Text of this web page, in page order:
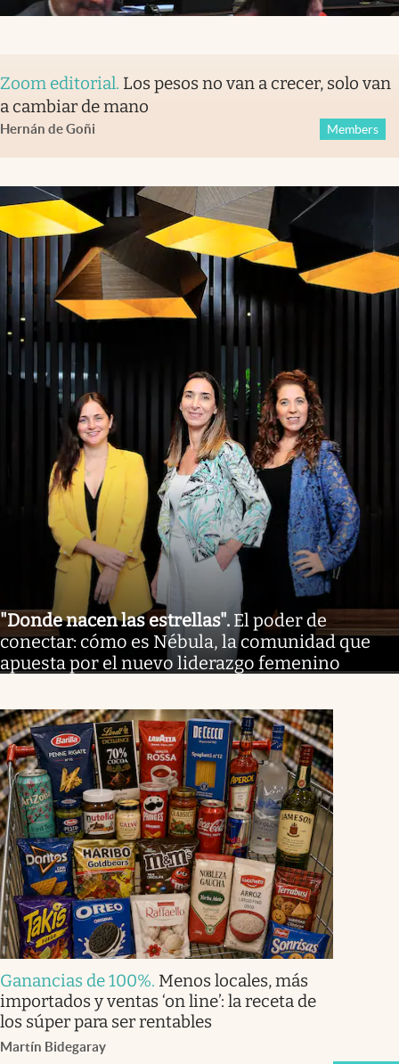
Zoom editorial. Los pesos no van a crecer, solo van
a cambiar de mano
Hernán de Goñi Members
"Donde nacen las estrellas". El poder de
conectar: cómo es Nébula, la comunidad que
apuesta por el nuevo liderazgo femenino
Ganancias de 100%. Menos locales, más
importados y ventas ‘on line’: la receta de
los súper para ser rentables
Martín Bidegaray